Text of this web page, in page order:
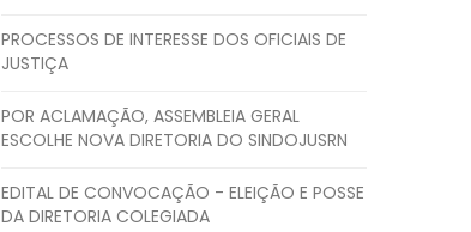
PROCESSOS DE INTERESSE DOS OFICIAIS DE
JUSTIÇA
POR ACLAMAÇÃO, ASSEMBLEIA GERAL
ESCOLHE NOVA DIRETORIA DO SINDOJUSRN
EDITAL DE CONVOCAÇÃO - ELEIÇÃO E POSSE
DA DIRETORIA COLEGIADA